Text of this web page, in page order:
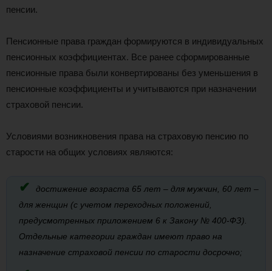
пенсии.
Пенсионные права граждан формируются в индивидуальных
пенсионных коэффициентах. Все ранее сформированные
пенсионные права были конвертированы без уменьшения в
пенсионные коэффициенты и учитываются при назначении
страховой пенсии.
Условиями возникновения права на страховую пенсию по
старости на общих условиях являются:
достижение возраста 65 лет – для мужчин, 60 лет –
для женщин (с учетом переходных положений,
предусмотренных приложением 6 к Закону № 400-ФЗ).
Отдельные категории граждан имеют право на
назначение страховой пенсии по старости досрочно;